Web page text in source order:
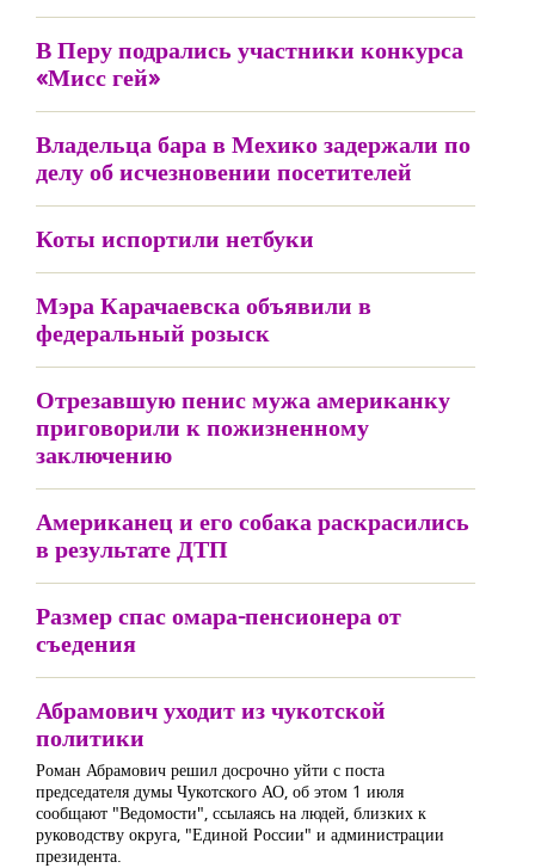
В Перу подрались участники конкурса
«Мисс гей»
Владельца бара в Мехико задержали по
делу об исчезновении посетителей
Коты испортили нетбуки
Мэра Карачаевска объявили в
федеральный розыск
Отрезавшую пенис мужа американку
приговорили к пожизненному
заключению
Американец и его собака раскрасились
в результате ДТП
Размер спас омара-пенсионера от
съедения
Абрамович уходит из чукотской
политики
Роман Абрамович решил досрочно уйти с поста
председателя думы Чукотского АО, об этом 1 июля
сообщают "Ведомости", ссылаясь на людей, близких к
руководству округа, "Единой России" и администрации
президента.